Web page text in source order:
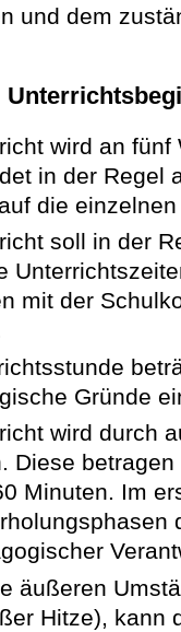
und dem
wird an
in der Regel
die
soll in der
mit der
Gründe
wird durch
Diese
Minuten. Im
äußeren
Hitze), kann